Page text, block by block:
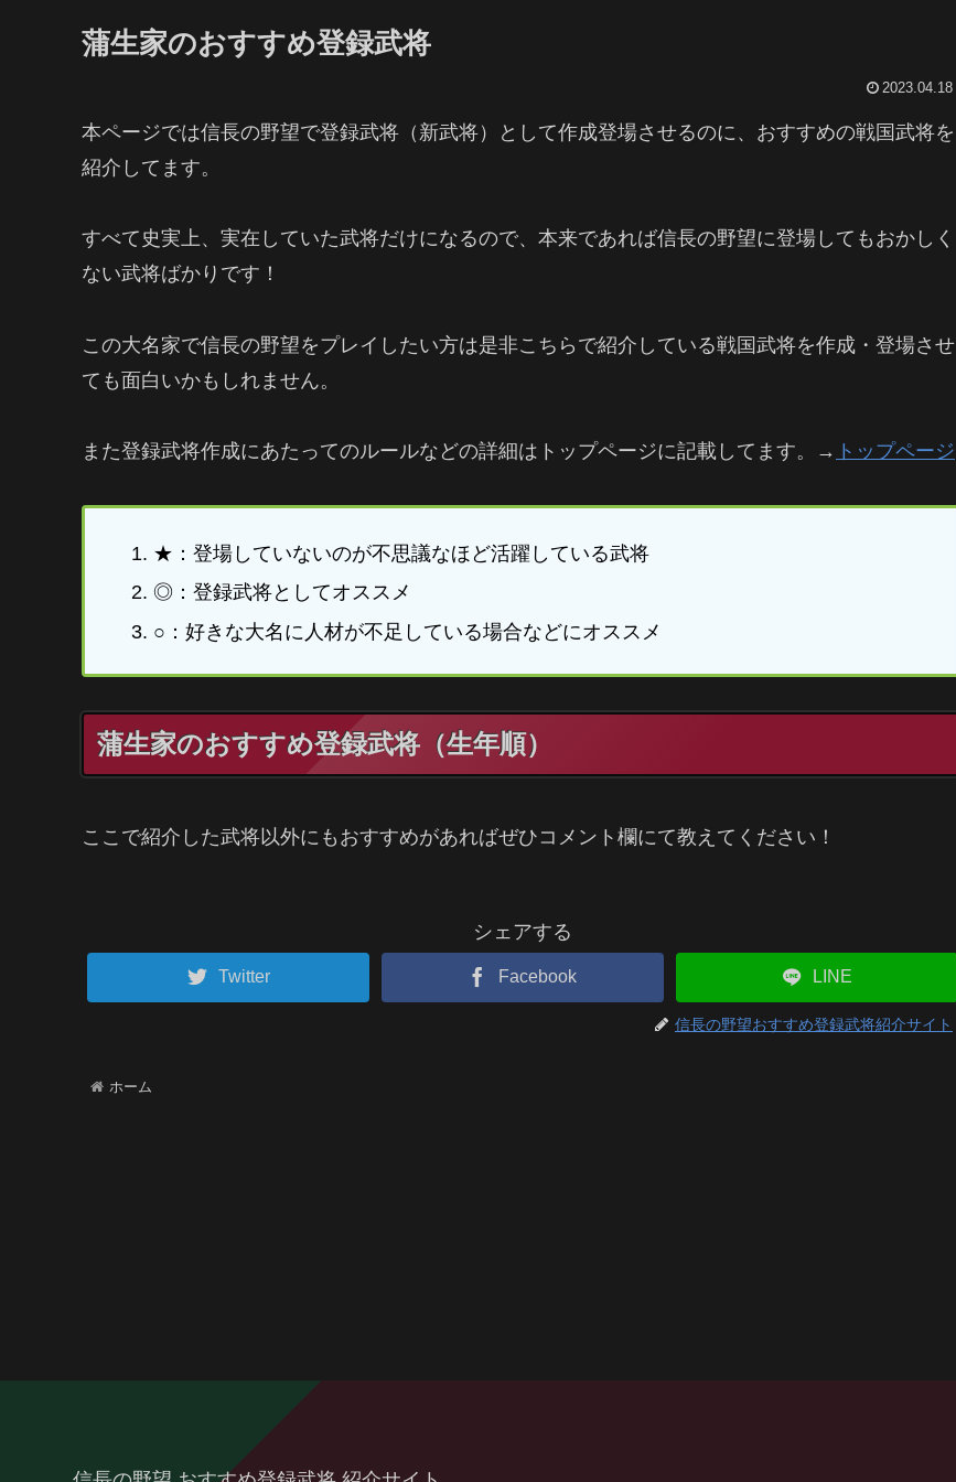
蒲生家のおすすめ登録武将
2023.04.18
本ページでは信長の野望で登録武将（新武将）として作成登場させるのに、おすすめの戦国武将を
紹介してます。
すべて史実上、実在していた武将だけになるので、本来であれば信長の野望に登場してもおかしく
ない武将ばかりです！
この大名家で信長の野望をプレイしたい方は是非こちらで紹介している戦国武将を作成・登場させ
ても面白いかもしれません。
また登録武将作成にあたってのルールなどの詳細はトップページに記載してます。→ トップページ
★：登場していないのが不思議なほど活躍している武将
◎：登録武将としてオススメ
○：好きな大名に人材が不足している場合などにオススメ
蒲生家のおすすめ登録武将（生年順）
ここで紹介した武将以外にもおすすめがあればぜひコメント欄にて教えてください！
シェアする
Twitter Facebook LINE
信長の野望おすすめ登録武将紹介サイト
ホーム